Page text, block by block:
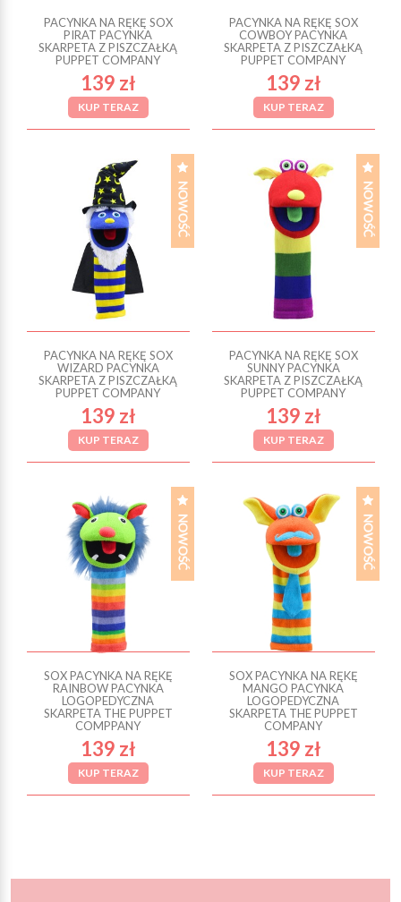
PACYNKA NA RĘKĘ SOX
PIRAT PACYNKA
SKARPETA Z PISZCZAŁKĄ
PUPPET COMPANY
139 zł
KUP TERAZ
PACYNKA NA RĘKĘ SOX
COWBOY PACYNKA
SKARPETA Z PISZCZAŁKĄ
PUPPET COMPANY
139 zł
KUP TERAZ
PACYNKA NA RĘKĘ SOX
WIZARD PACYNKA
SKARPETA Z PISZCZAŁKĄ
PUPPET COMPANY
139 zł
KUP TERAZ
PACYNKA NA RĘKĘ SOX
SUNNY PACYNKA
SKARPETA Z PISZCZAŁKĄ
PUPPET COMPANY
139 zł
KUP TERAZ
SOX PACYNKA NA RĘKĘ
RAINBOW PACYNKA
LOGOPEDYCZNA
SKARPETA THE PUPPET
COMPPANY
139 zł
KUP TERAZ
SOX PACYNKA NA RĘKĘ
MANGO PACYNKA
LOGOPEDYCZNA
SKARPETA THE PUPPET
COMPANY
139 zł
KUP TERAZ